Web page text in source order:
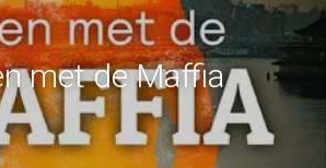
met de Maffia